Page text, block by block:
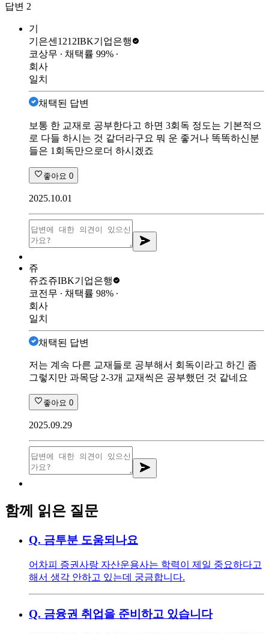
답변 2
기
기은센1212IBK기업은행
코상무 ∙ 채택률 99% ∙
회사
일치
채택된 답변
보통 한 교재로 공부한다고 하면 3회독 정도는 기본적으
로 다들 하시는 것 같더라구요 뭐 운 좋거나 똑똑하신분
들은 1회독만으로더 하시겠죠
좋아요 0
2025.10.01
쥬
쥬죠쥬IBK기업은행
코전무 ∙ 채택률 98% ∙
회사
일치
채택된 답변
저는 계속 다른 교재들로 공부해서 회독이라고 하긴 좀
그렇지만 과목당 2-3개 교재씩은 공부했던 것 같네요
좋아요 0
2025.09.29
함께 읽은 질문
Q. 금투분 도움되나요
어차피 증권사랑 자산운용사는 학력이 제일 중요하다고
해서 생각 안하고 있는데 궁금합니다.
Q. 금융권 취업을 준비하고 있습니다